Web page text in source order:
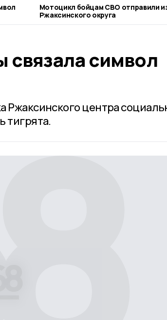
Мотоцикл бойцам СВО отправили из
Ржаксинского округа
символ
Ржаксинского центра
тигрята.